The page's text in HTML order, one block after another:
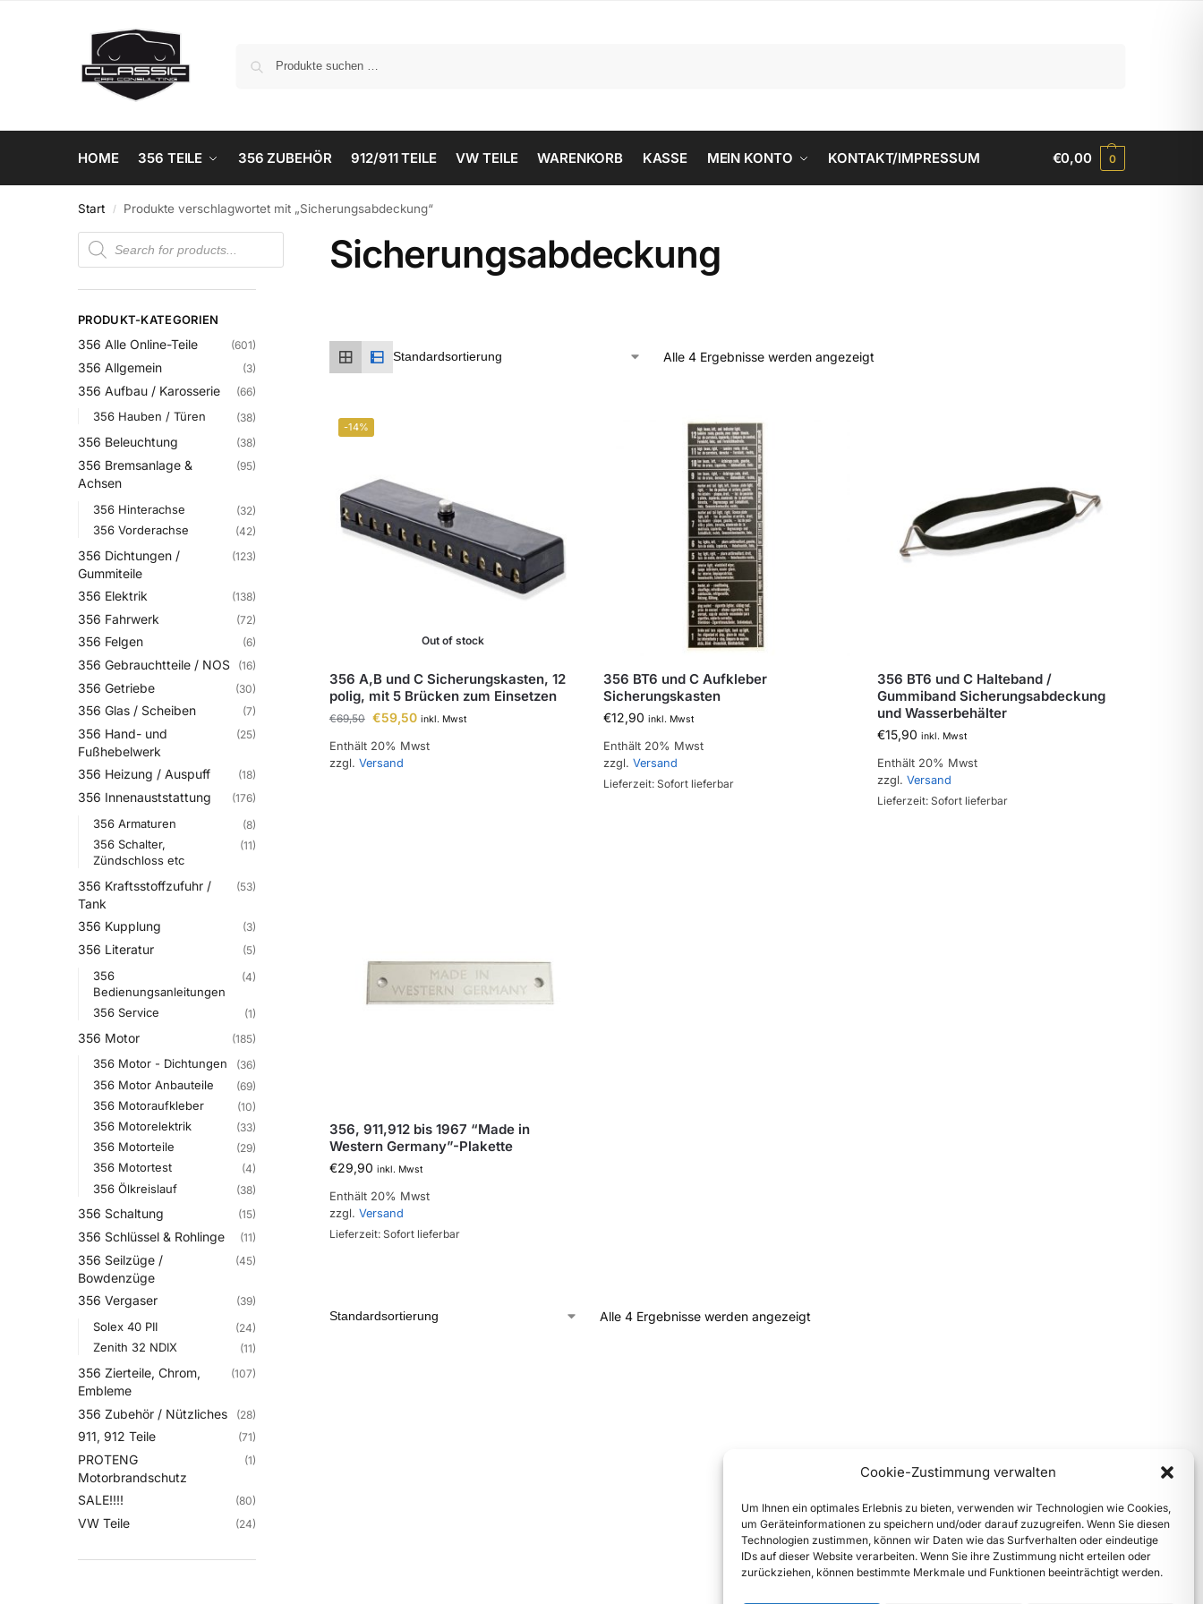
Cookie-Zustimmung verwalten
Um Ihnen ein optimales Erlebnis zu bieten, verwenden wir Technologien wie Cookies,
um Geräteinformationen zu speichern und/oder darauf zuzugreifen. Wenn Sie diesen
Technologien zustimmen, können wir Daten wie das Surfverhalten oder eindeutige
IDs auf dieser Website verarbeiten. Wenn Sie ihre Zustimmung nicht erteilen oder
zurückziehen, können bestimmte Merkmale und Funktionen beeinträchtigt werden.
HOME 356 TEILE 356 ZUBEHÖR 912/911 TEILE VW TEILE WARENKORB KASSE MEIN KONTO KONTAKT/IMPRESSUM €0,00 0
Start / Produkte verschlagwortet mit „Sicherungsabdeckung“
Sicherungsabdeckung
Alle 4 Ergebnisse werden angezeigt
-14%
Out of stock
356 A,B und C Sicherungskasten, 12
polig, mit 5 Brücken zum Einsetzen
€69,50 €59,50 inkl. Mwst
Enthält 20% Mwst
zzgl. Versand
356 BT6 und C Aufkleber
Sicherungskasten
€12,90 inkl. Mwst
Enthält 20% Mwst
zzgl. Versand
Lieferzeit: Sofort lieferbar
356 BT6 und C Halteband /
Gummiband Sicherungsabdeckung
und Wasserbehälter
€15,90 inkl. Mwst
Enthält 20% Mwst
zzgl.Versand
Lieferzeit: Sofort lieferbar
356, 911,912 bis 1967 “Made in
Western Germany”-Plakette
€29,90 inkl. Mwst
Enthält 20% Mwst
zzgl. Versand
Lieferzeit: Sofort lieferbar
Alle 4 Ergebnisse werden angezeigt
PRODUKT-KATEGORIEN
356 Alle Online-Teile (601)
356 Allgemein (3)
356 Aufbau / Karosserie (66)
356 Hauben / Türen (38)
356 Beleuchtung (38)
356 Bremsanlage &
Achsen
(95)
356 Hinterachse (32)
356 Vorderachse (42)
356 Dichtungen /
Gummiteile
(123)
356 Elektrik (138)
356 Fahrwerk (72)
356 Felgen (6)
356 Gebrauchtteile / NOS (16)
356 Getriebe (30)
356 Glas / Scheiben (7)
356 Hand- und
Fußhebelwerk
(25)
356 Heizung / Auspuff (18)
356 Innenauststattung (176)
356 Armaturen (8)
356 Schalter,
Zündschloss etc
(11)
356 Kraftsstoffzufuhr /
Tank
(53)
356 Kupplung (3)
356 Literatur (5)
356
Bedienungsanleitungen
(4)
356 Service (1)
356 Motor (185)
356 Motor - Dichtungen (36)
356 Motor Anbauteile (69)
356 Motoraufkleber (10)
356 Motorelektrik (33)
356 Motorteile (29)
356 Motortest (4)
356 Ölkreislauf (38)
356 Schaltung (15)
356 Schlüssel & Rohlinge (11)
356 Seilzüge /
Bowdenzüge
(45)
356 Vergaser (39)
Solex 40 PII (24)
Zenith 32 NDIX (11)
356 Zierteile, Chrom,
Embleme
(107)
356 Zubehör / Nützliches (28)
911, 912 Teile (71)
PROTENG
Motorbrandschutz
(1)
SALE!!!! (80)
VW Teile (24)